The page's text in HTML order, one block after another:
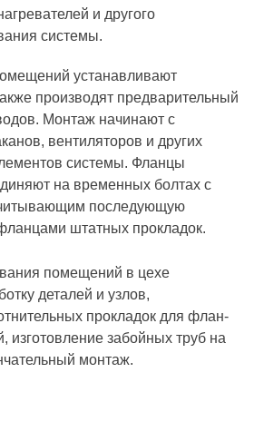
и другого
системы.
устанавливают
производят предварительный
Монтаж начи­нают с
вентиляторов и других
системы. Фланцы
на времен­ных болтах с
последующую
штатных прокладок.
помещений в цехе
деталей и узлов,
прокладок для флан­
изготовление забойных труб на
монтаж.